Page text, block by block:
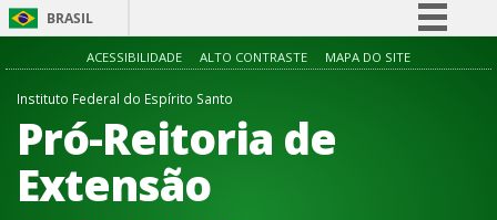
BRASIL
Simplifique!
Acesso à informação
ACESSIBILIDADE ALTO CONTRASTE MAPA DO SITE
Instituto Federal do Espírito Santo
Pró-Reitoria de
Extensão